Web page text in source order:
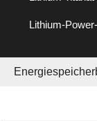
Lithium-